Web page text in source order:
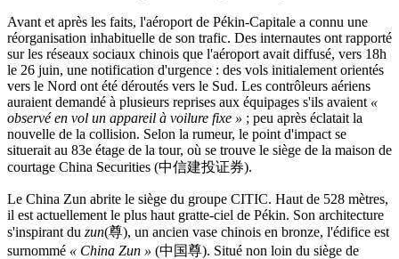
Avant et après les faits, l'aéroport de Pékin-Capitale a connu une
réorganisation inhabituelle de son trafic. Des internautes ont rapporté
sur les réseaux sociaux chinois que l'aéroport avait diffusé, vers 18h
le 26 juin, une notification d'urgence : des vols initialement orientés
vers le Nord ont été déroutés vers le Sud. Les contrôleurs aériens
auraient demandé à plusieurs reprises aux équipages s'ils avaient «
observé en vol un appareil à voilure fixe » ; peu après éclatait la
nouvelle de la collision. Selon la rumeur, le point d'impact se
situerait au 83e étage de la tour, où se trouve le siège de la maison de
courtage China Securities (中信建投证券).
Le China Zun abrite le siège du groupe CITIC. Haut de 528 mètres,
il est actuellement le plus haut gratte-ciel de Pékin. Son architecture
s'inspirant du zun(尊), un ancien vase chinois en bronze, l'édifice est
surnommé « China Zun » (中国尊). Situé non loin du siège de